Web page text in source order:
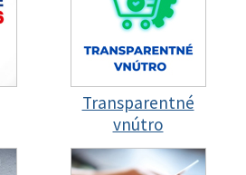
Transparentné
vnútro